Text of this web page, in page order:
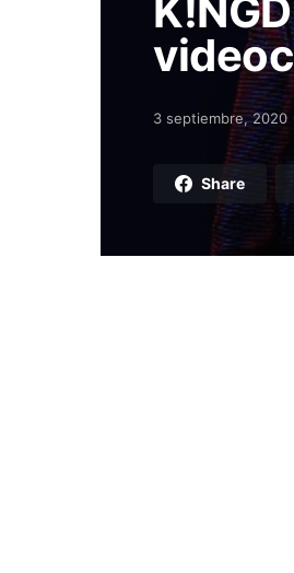
Posted on
3 septiembre, 2020
Share